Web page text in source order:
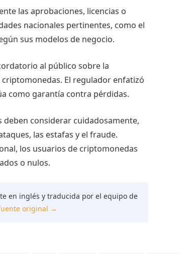
las aprobaciones, licencias o
nacionales pertinentes, como el
sus modelos de negocio.
al público sobre la
El regulador enfatizó
como garantía contra pérdidas.
deben considerar cuidadosamente,
las estafas y el fraude.
los usuarios de criptomonedas
o nulos.
en inglés y traducida por el equipo de
original →